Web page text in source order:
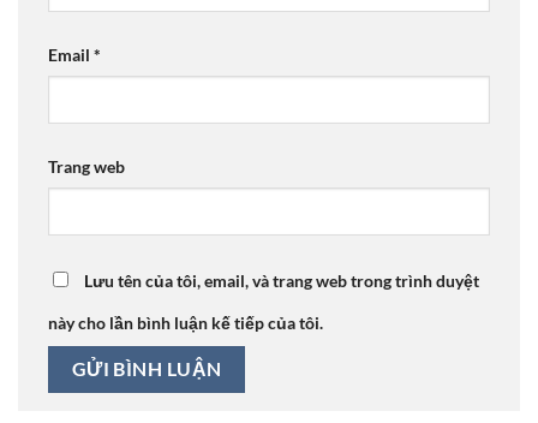
Email *
Trang web
Lưu tên của tôi, email, và trang web trong trình duyệt
này cho lần bình luận kế tiếp của tôi.